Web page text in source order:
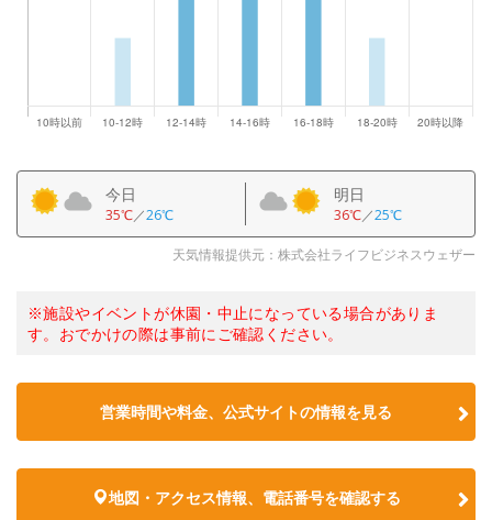
今日
35℃／26℃
明日
36℃／25℃
天気情報提供元：株式会社ライフビジネスウェザー
※施設やイベントが休園・中止になっている場合がありま
す。おでかけの際は事前にご確認ください。
営業時間や料金、公式サイトの情報を見る
地図・アクセス情報、電話番号を確認する